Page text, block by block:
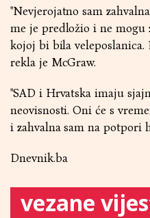
"Nevjerojatno sam
me je predložio i ne
kojoj bi bila veleposlanica.
rekla je McGraw.
"SAD i Hrvatska imaju
neovisnosti. Oni će s
i zahvalna sam na potpori
Dnevnik.ba
vezane